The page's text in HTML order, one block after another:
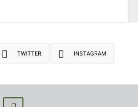
TWITTER INSTAGRAM